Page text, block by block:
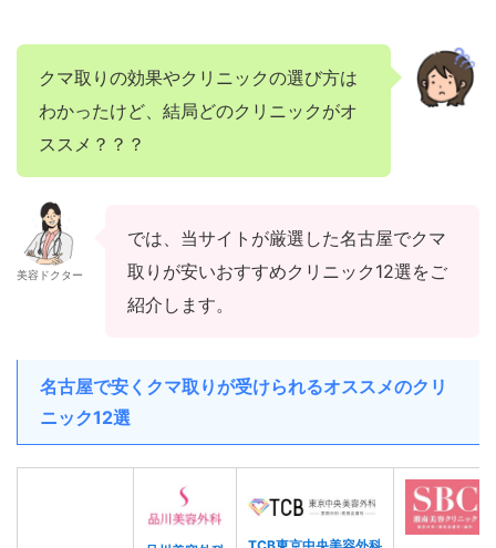
クマ取りの効果やクリニックの選び方は
わかったけど、結局どのクリニックがオ
ススメ？？？
美容ドクター
では、当サイトが厳選した名古屋でクマ
取りが安いおすすめクリニック12選をご
紹介します。
名古屋で安くクマ取りが受けられるオススメのクリ
ニック12選